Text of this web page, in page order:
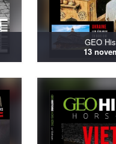
GEO
13